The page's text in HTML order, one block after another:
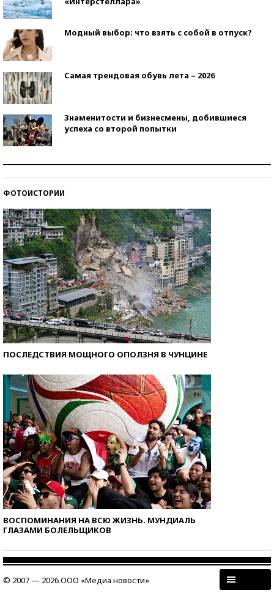
Модный выбор: что взять с собой в отпуск?
Самая трендовая обувь лета – 2026
Знаменитости и бизнесмены, добившиеся
успеха со второй попытки
ФОТОИСТОРИИ
ПОСЛЕДСТВИЯ МОЩНОГО ОПОЛЗНЯ В ЧУНЦИНЕ
ВОСПОМИНАНИЯ НА ВСЮ ЖИЗНЬ. МУНДИАЛЬ
ГЛАЗАМИ БОЛЕЛЬЩИКОВ
© 2007 — 2026 ООО «Медиа новости»